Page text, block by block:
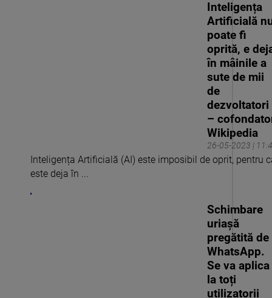
26-05-2023 |
Inteligența
Artificială
poate fi
oprită, e
în mâinile a
sute de mii
de
dezvoltatori
–
Wikipedia
Inteligența Artificială (AI) este imposibil de oprit, pentru
este deja în ...
Schimbare
uriașă
pregătită de
WhatsApp.
Se va aplica
la toți
utilizatorii